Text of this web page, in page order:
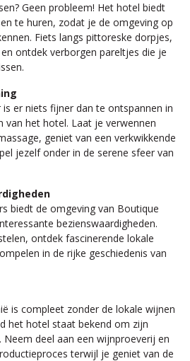
Geen probleem! Het hotel biedt
te huren, zodat je de omgeving op
Fiets langs pittoreske dorpjes,
ontdek verborgen pareltjes die je
er niets fijner dan te ontspannen in
van het hotel. Laat je verwennen
geniet van een verkwikkende
jezelf onder in de serene sfeer van
biedt de omgeving van Boutique
bezienswaardigheden.
ontdek fascinerende lokale
in de rijke geschiedenis van
is compleet zonder de lokale wijnen
het hotel staat bekend om zijn
deel aan een wijnproeverij en
terwijl je geniet van de